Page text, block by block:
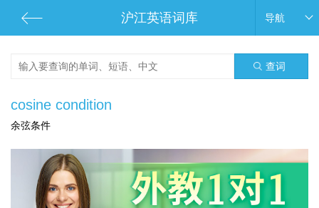
沪江英语词库 导航
查词
cosine condition
余弦条件